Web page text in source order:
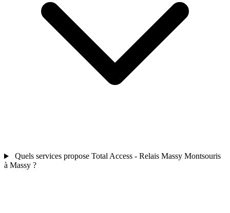
Quels services propose Total Access - Relais Massy Montsouris
à Massy ?